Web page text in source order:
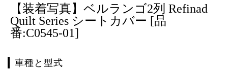
【装着写真】ベルランゴ2列 Refinad
Quilt Series シートカバー [品
番:C0545-01]
車種と型式